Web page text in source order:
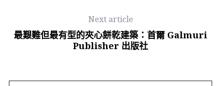
Next article
最艱難但最有型的夾心餅乾建築：首爾 Galmuri
Publisher 出版社